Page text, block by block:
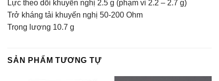
Lực theo dõi khuyến nghị 2.5 g (phạm vi 2.2 – 2.7 g)
Trở kháng tải khuyến nghị 50-200 Ohm
Trọng lượng 10.7 g
SẢN PHẨM TƯƠNG TỰ